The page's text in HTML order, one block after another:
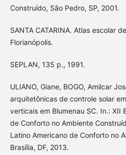
Construído, São Pedro, SP, 2001.
SANTA CATARINA. Atlas escolar
Florianópolis.
SEPLAN, 135 p., 1991.
ULIANO, Giane, BOGO, Amilcar
arquitetônicas de controle solar
verticais em Blumenau SC. In.: XII
de Conforto no Ambiente
Latino Americano de Conforto no
Brasília, DF, 2013.